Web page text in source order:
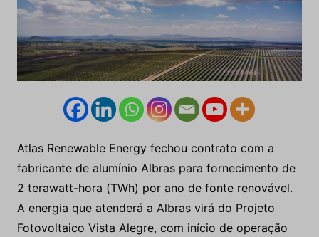
Atlas Renewable Energy fechou contrato com a
fabricante de alumínio Albras para fornecimento de
2 terawatt-hora (TWh) por ano de fonte renovável.
A energia que atenderá a Albras virá do Projeto
Fotovoltaico Vista Alegre, com início de operação